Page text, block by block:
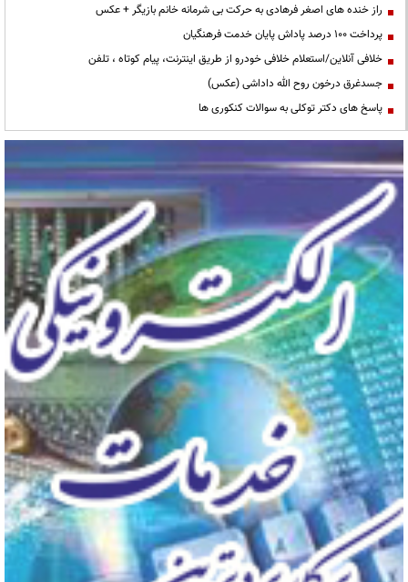
راز خنده های اصغر فرهادی به حرکت بی شرمانه خانم بازیگر + عکس
پرداخت ۱۰۰ درصد پاداش پایان خدمت فرهنگیان
خلافی آنلاین/استعلام خلافی خودرو از طریق اینترنت، پیام کوتاه ، تلفن
جسدغرق درخون روح الله داداشی (عکس)
پاسخ های دکتر توکلی به سوالات کنکوری ها